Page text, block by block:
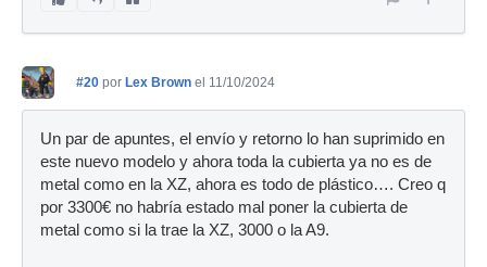
#20 por Lex Brown el 11/10/2024
Un par de apuntes, el envío y retorno lo han suprimido en
este nuevo modelo y ahora toda la cubierta ya no es de
metal como en la XZ, ahora es todo de plástico…. Creo q
por 3300€ no habría estado mal poner la cubierta de
metal como si la trae la XZ, 3000 o la A9.